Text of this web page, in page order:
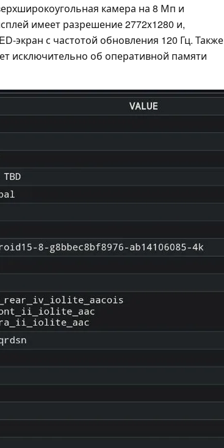
камера на 8 Мп и
имеет разрешение 2772x1280 и,
экран с частотой обновления 120 Гц. Также
исключительно об оперативной памяти